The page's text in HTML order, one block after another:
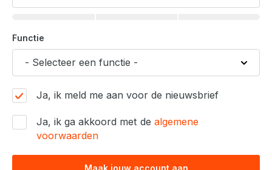
Functie
Ja, ik meld me aan voor de nieuwsbrief
Ja, ik ga akkoord met de algemene
voorwaarden
Maak jouw account aan